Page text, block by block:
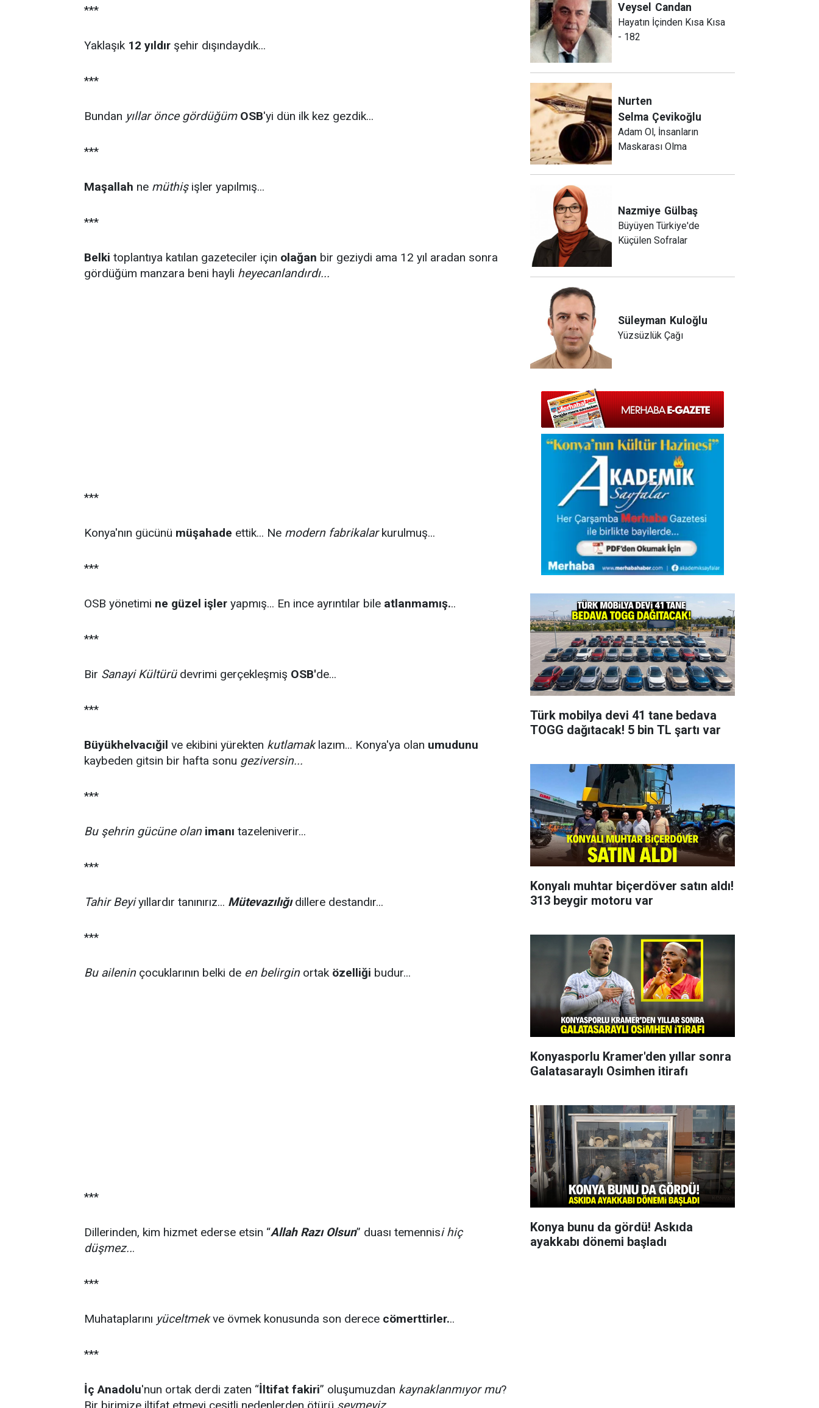
***
Yaklaşık 12 yıldır şehir dışındaydık...
***
Bundan yıllar önce gördüğüm OSB'yi dün ilk kez gezdik...
***
Maşallah ne müthişişler yapılmış...
***
Belki toplantıya katılan gazeteciler için olağan bir geziydi ama 12 yıl aradan sonra
gördüğüm manzara beni hayli heyecanlandırdı...
***
Konya'nın gücünü müşahade ettik... Ne modern fabrikalarkurulmuş...
***
OSB yönetimi ne güzel işler yapmış... En ince ayrıntılar bile atlanmamış...
***
Bir Sanayi Kültürüdevrimi gerçekleşmiş OSB'de...
***
Büyükhelvacığil ve ekibini yürekten kutlamaklazım... Konya'ya olan umudunu
kaybeden gitsin bir hafta sonu geziversin...
***
Bu şehrin gücüne olan imanı tazeleniverir...
***
Tahir Beyiyıllardır tanınırız... Mütevazılığıdillere destandır...
***
Bu aileninçocuklarının belki de en belirginortak özelliği budur...
***
Dillerinden, kim hizmet ederse etsin “Allah Razı Olsun” duası temennisi hiç
düşmez...
***
Muhataplarını yüceltmekve övmek konusunda son derece cömerttirler...
***
İç Anadolu'nun ortak derdi zaten “İltifat fakiri” oluşumuzdan kaynaklanmıyor mu?
Veysel Candan
Hayatın İçinden Kısa Kısa
- 182
Nurten
Selma Çevikoğlu
Adam Ol, İnsanların
Maskarası Olma
Nazmiye Gülbaş
Büyüyen Türkiye'de
Küçülen Sofralar
Süleyman Kuloğlu
Yüzsüzlük Çağı
Türk mobilya devi 41 tane bedava
TOGG dağıtacak! 5 bin TL şartı var
Konyalı muhtar biçerdöver satın aldı!
313 beygir motoru var
Konyasporlu Kramer'den yıllar sonra
Galatasaraylı Osimhen itirafı
Konya bunu da gördü! Askıda
ayakkabı dönemi başladı